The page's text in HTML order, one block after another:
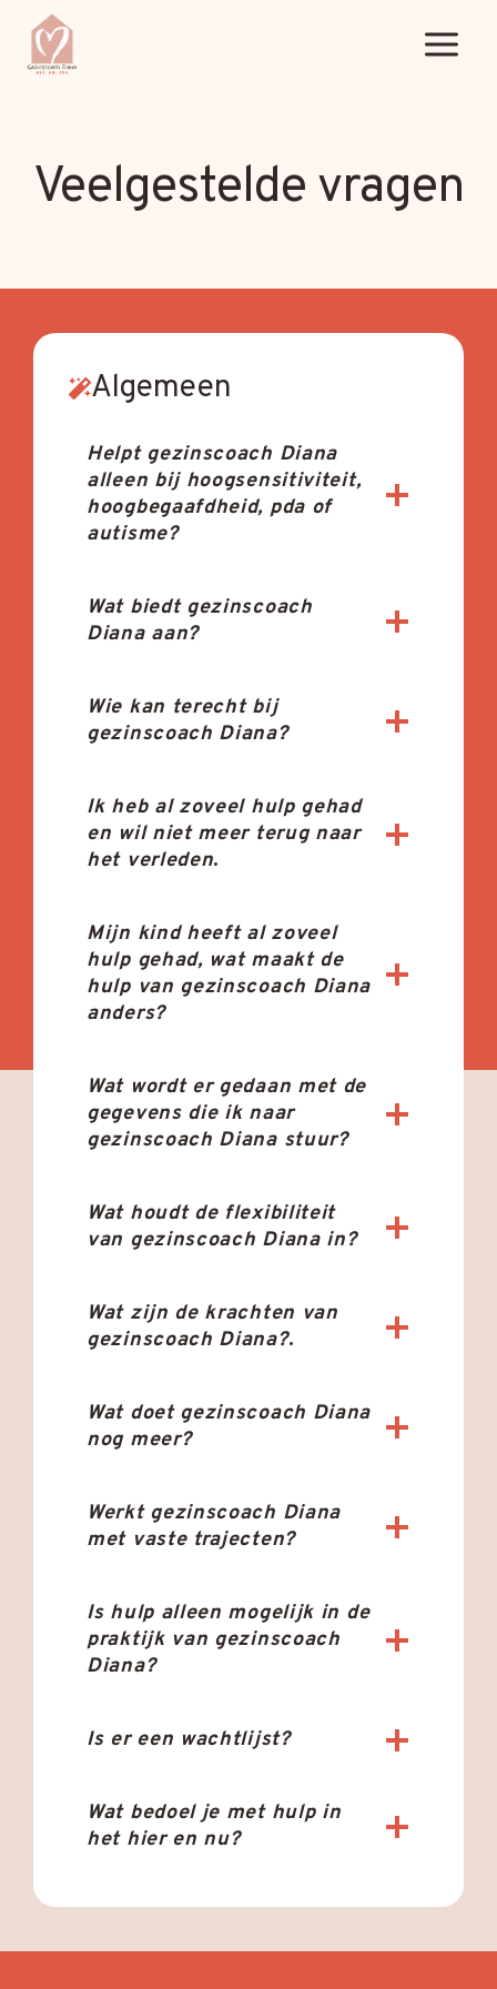
Doorgaan
inhoud
Veelgestelde vragen
Algemeen
Helpt gezinscoach Diana
alleen bij hoogsensitiviteit,
hoogbegaafdheid, pda of
autisme?
Wat biedt gezinscoach
Diana aan?
Wie kan terecht bij
gezinscoach Diana?
Ik heb al zoveel hulp gehad
en wil niet meer terug naar
het verleden.
Mijn kind heeft al zoveel
hulp gehad, wat maakt de
hulp van gezinscoach Diana
anders?
Wat wordt er gedaan met de
gegevens die ik naar
gezinscoach Diana stuur?
Wat houdt de flexibiliteit
van gezinscoach Diana in?
Wat zijn de krachten van
gezinscoach Diana?.
Wat doet gezinscoach Diana
nog meer?
Werkt gezinscoach Diana
met vaste trajecten?
Is hulp alleen mogelijk in de
praktijk van gezinscoach
Diana?
Is er een wachtlijst?
Wat bedoel je met hulp in
het hier en nu?